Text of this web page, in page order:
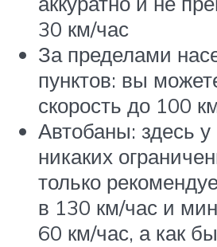
30 км/час
За пределами
пунктов: вы
скорость до 100
Автобаны: здесь у
никаких
только
в 130 км/час и
60 км/час, а как